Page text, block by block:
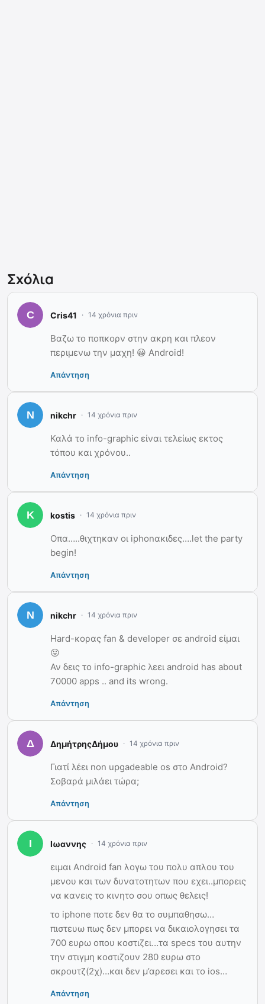
Σχόλια
Cris41 14 χρόνια πριν
Βαζω το ποπκορν στην ακρη και πλεον
περιμενω την μαχη! 😀 Android!
Απάντηση
nikchr 14 χρόνια πριν
Καλά το info-graphic είναι τελείως εκτος
τόπου και χρόνου..
Απάντηση
kostis 14 χρόνια πριν
Οπα…..θιχτηκαν οι iphonακιδες….let the party
begin!
Απάντηση
nikchr 14 χρόνια πριν
Hard-κορας fan & developer σε android είμαι
😛
Αν δεις το info-graphic λεει android has about
70000 apps .. and its wrong.
Απάντηση
ΔημήτρηςΔήμου 14 χρόνια πριν
Γιατί λέει non upgadeable os στο Android?
Σοβαρά μιλάει τώρα;
Απάντηση
Ιωαννης 14 χρόνια πριν
ειμαι Android fan λογω του πολυ απλου του
μενου και των δυνατοτητων που εχει..μπορεις
να κανεις το κινητο σου οπως θελεις!
το iphone ποτε δεν θα το συμπαθησω…
πιστευω πως δεν μπορει να δικαιολογησει τα
700 ευρω οπου κοστιζει…τα specs του αυτην
την στιγμη κοστιζουν 280 ευρω στο
σκρουτζ(2χ)…και δεν μ’αρεσει και το ios…
Απάντηση